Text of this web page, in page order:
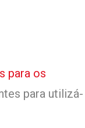
para os
para utilizá-